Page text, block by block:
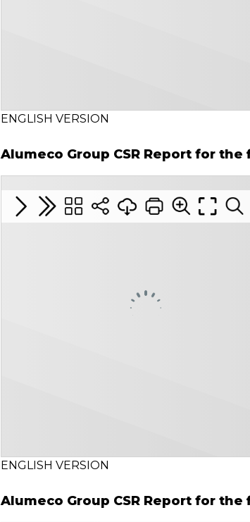
ENGLISH VERSION
Alumeco Group CSR Report for
ENGLISH VERSION
Alumeco Group CSR Report for the